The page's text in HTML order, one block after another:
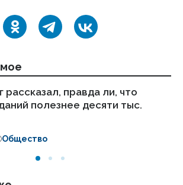
рассказал, правда ли, что
полезнее десяти тыс.
Общество